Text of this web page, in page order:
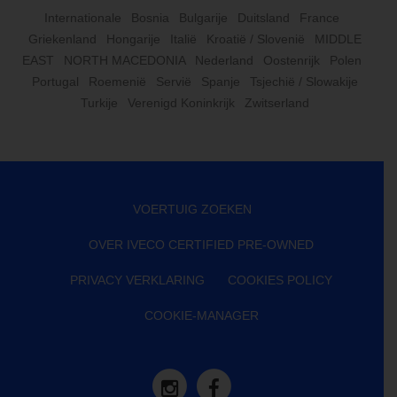
Internationale Bosnia Bulgarije Duitsland
France
Griekenland
Hongarije Italië Kroatië / Slovenië
MIDDLE
EAST
NORTH MACEDONIA Nederland Oostenrijk
Polen
Portugal
Roemenië Servië Spanje
Tsjechië / Slowakije
Turkije
Verenigd Koninkrijk Zwitserland
VOERTUIG ZOEKEN
OVER IVECO CERTIFIED PRE-OWNED
PRIVACY VERKLARING COOKIES POLICY
COOKIE-MANAGER